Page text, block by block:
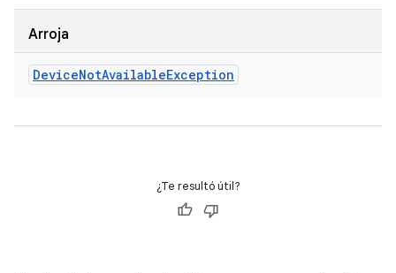
Arroja
DeviceNotAvailableException
¿Te resultó útil?